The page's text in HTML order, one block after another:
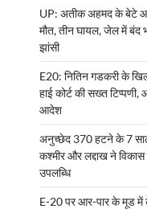
UP: अतीक अहमद के बेटे
मौत, तीन घायल, जेल में
झांसी
E20: नितिन गडकरी के
हाई कोर्ट की सख्त
आदेश
अनुच्छेद 370 हटने के 7
कश्मीर और लद्दाख ने विकास
उपलब्धि
E-20 पर आर-पार के मूड